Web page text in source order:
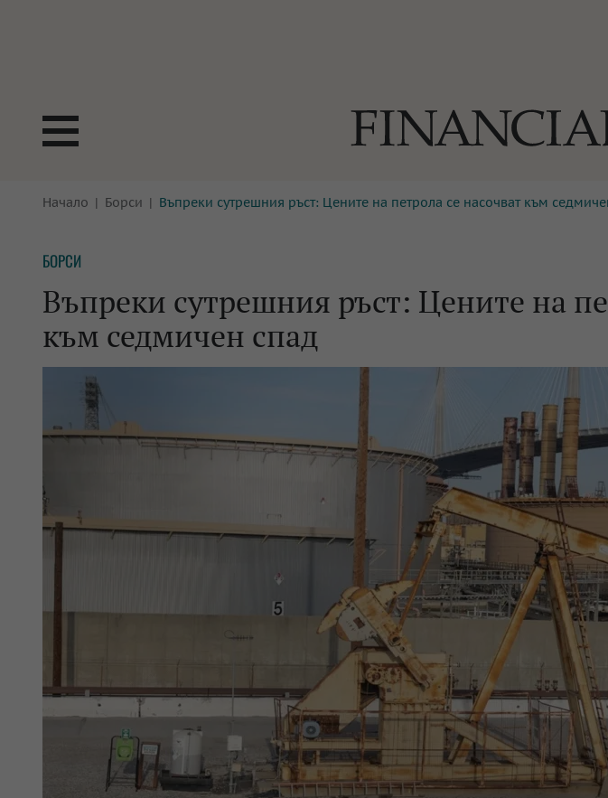
БОРСИ
КРИПТО
БАНКИ
ПАРИТЕ
ЗАСТРАХОВАНЕ
ЕНЕРГЕТИКА
ТЕХНОЛОГИИ
ИМОТИ
АВТОМОБИЛИ
МУЛТИМЕДИЯ
Начало Борси Въпреки сутрешния ръст: Цените на петрола се насочват към
БОРСИ
Въпреки сутрешния ръст: Цените на
към седмичен спад